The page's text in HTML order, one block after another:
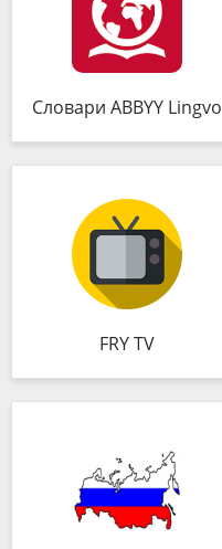
Словари ABBYY Lingvo
FRY TV